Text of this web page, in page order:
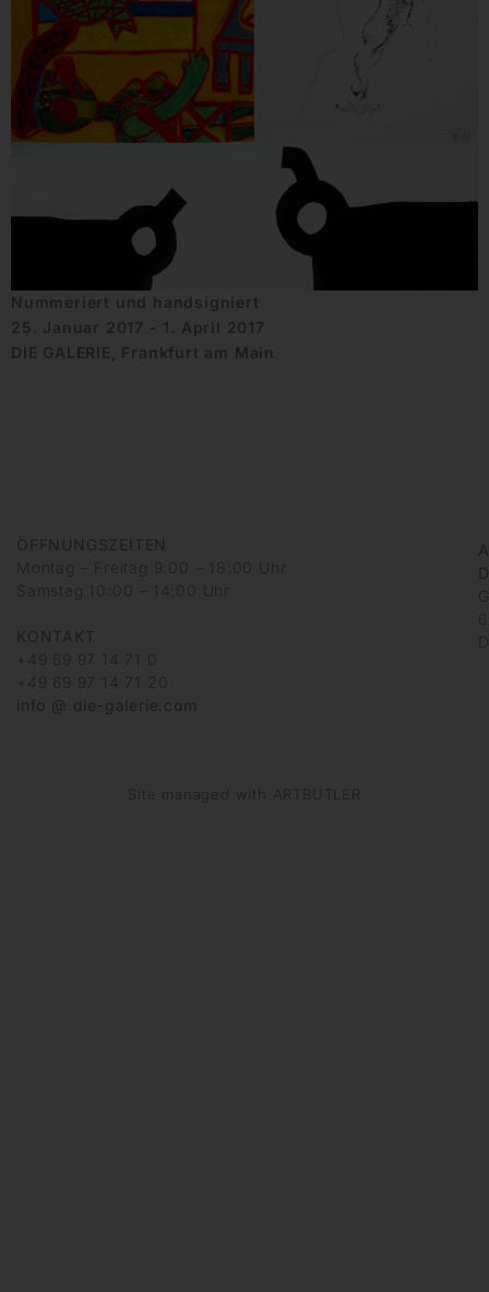
Nummeriert und handsigniert
25. Januar 2017 - 1. April 2017
DIE GALERIE, Frankfurt am Main
ÖFFNUNGSZEITEN
Montag – Freitag 9:00 – 18:00 Uhr
Samstag 10:00 – 14:00 Uhr
KONTAKT
+49 69 97 14 71 0
+49 69 97 14 71 20
info @ die-galerie.com
Site managed with ARTBUTLER